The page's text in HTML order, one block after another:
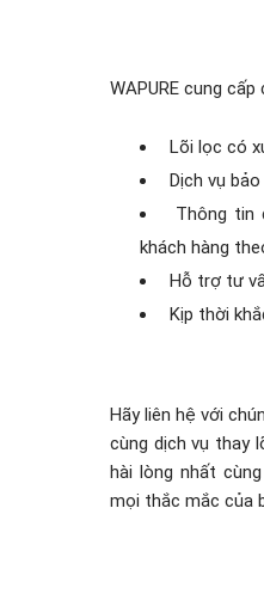
WAPURE cung
Lõi lọc có
Dịch vụ
Thông tin
khách hàng
Hỗ trợ tư
Kịp thời
Hãy liên hệ với
cùng dịch vụ thay
hài lòng nhất
mọi thắc mắc của